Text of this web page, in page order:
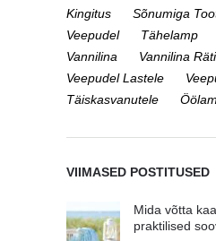
Kingitus
Sõnumiga
Veepudel
Tähelamp
Vannilina
Vannilina
Veepudel Lastele
Täiskasvanutele
VIIMASED POSTITUSED
Mida võtta
praktilised